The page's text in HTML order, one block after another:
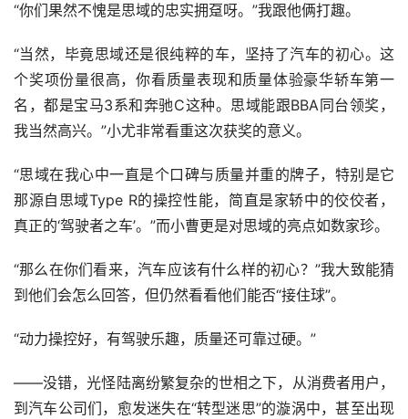
“你们果然不愧是思域的忠实拥趸呀。”我跟他俩打趣。
“当然，毕竟思域还是很纯粹的车，坚持了汽车的初心。这
个奖项份量很高，你看质量表现和质量体验豪华轿车第一
名，都是宝马3系和奔驰C这种。思域能跟BBA同台领奖，
我当然高兴。”小尤非常看重这次获奖的意义。
“思域在我心中一直是个口碑与质量并重的牌子，特别是它
那源自思域Type R的操控性能，简直是家轿中的佼佼者，
真正的‘驾驶者之车’。”而小曹更是对思域的亮点如数家珍。
“那么在你们看来，汽车应该有什么样的初心？”我大致能猜
到他们会怎么回答，但仍然看看他们能否“接住球”。
“动力操控好，有驾驶乐趣，质量还可靠过硬。”
——没错，光怪陆离纷繁复杂的世相之下，从消费者用户，
到汽车公司们，愈发迷失在“转型迷思”的漩涡中，甚至出现